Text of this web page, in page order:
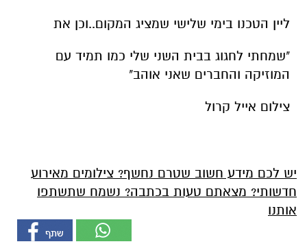
ליין הטכנו בימי שלישי שמציג המקום..וכן את
"שמחתי לחגוג בבית השני שלי כמו תמיד עם
המוזיקה והחברים שאני אוהב"
צילום אייל קרול
יש לכם מידע חשוב שטרם נחשף? צילומים מאירוע
חדשותי? מצאתם טעות בכתבה? נשמח שתשתפו
אותנו